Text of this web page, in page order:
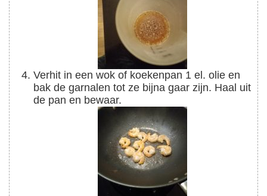
Verhit in een wok of koekenpan 1 el. olie en
bak de garnalen tot ze bijna gaar zijn. Haal uit
de pan en bewaar.